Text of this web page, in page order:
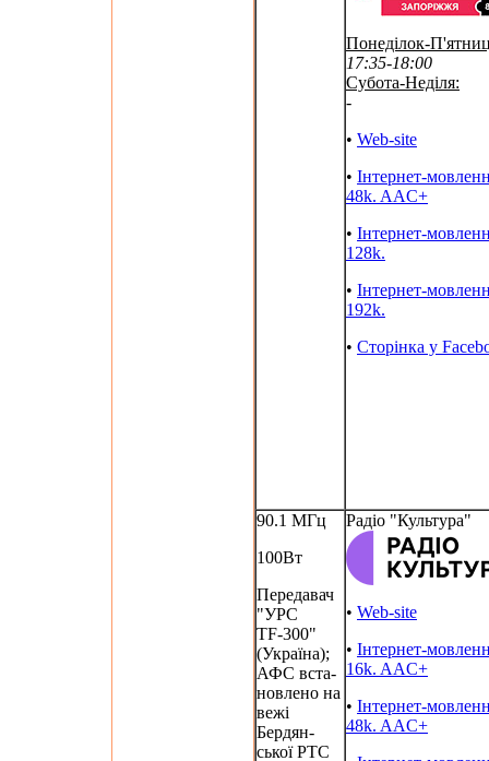
Понеділок-
17:35-18:00
Субота-Неділя:
-
• Web-site
• Інтернет-
48k. AAC+
• Інтернет-
128k.
• Інтернет-
192k.
• Сторінка у
90.1 МГц
100Вт
Передавач
"УРС
TF-300"
(Україна);
АФС вста-
новлено на
вежі
Бердян-
ської РТС
Радіо "Культура"
• Web-site
• Інтернет-
16k. AAC+
• Інтернет-
48k. AAC+